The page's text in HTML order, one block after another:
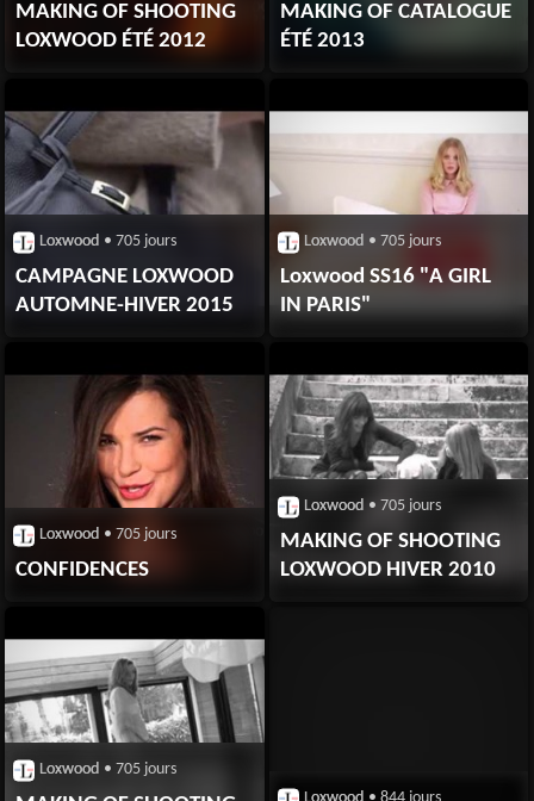
MAKING OF SHOOTING
LOXWOOD ÉTÉ 2012
MAKING OF CATALOGUE
ÉTÉ 2013
Loxwood • 705 jours
CAMPAGNE LOXWOOD
AUTOMNE-HIVER 2015
Loxwood • 705 jours
Loxwood SS16 "A GIRL
IN PARIS"
Loxwood • 705 jours
CONFIDENCES
Loxwood • 705 jours
MAKING OF SHOOTING
LOXWOOD HIVER 2010
Loxwood • 705 jours